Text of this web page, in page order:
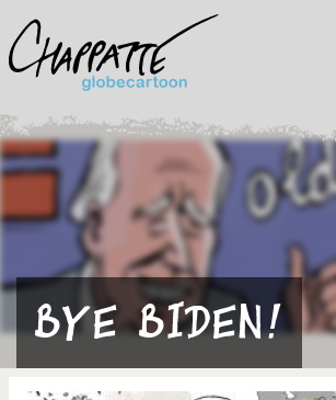
Bye Biden!